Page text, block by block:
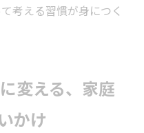
考える習慣が身につく
変える、家庭
かけ